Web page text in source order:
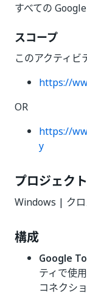
すべての
スコープ
このアクティビ
https://
OR
https://
y
プロジェク
Windows | ク
構成
Google
ティで使
コネクシ